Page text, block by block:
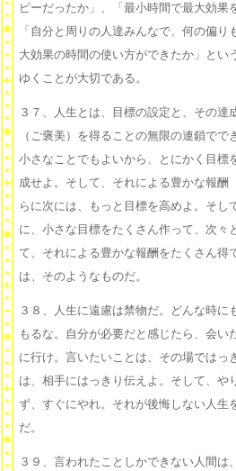
ピーだったか」、「最小時間で最大効果
「自分と周りの人達みんなで、何の偏
大効果の時間の使い方ができたか」とい
ゆくことが大切である。
３７、人生とは、目標の設定と、その達
（ご褒美）を得ることの無限の連鎖で
小さなことでもよいから、とにかく目標
成せよ。そして、それによる豊かな報酬
らに次には、もっと目標を高めよ。そし
に、小さな目標をたくさん作って、次々
て、それによる豊かな報酬をたくさん得
は、そのようなものだ。
３８、人生に遠慮は禁物だ。どんな時に
もるな。自分が必要だと感じたら、会い
に行け。言いたいことは、その場ではっ
は、相手にはっきり伝えよ。そして、や
ず、すぐにやれ。それが後悔しない人生
だ。
３９、言われたことしかできない人間は